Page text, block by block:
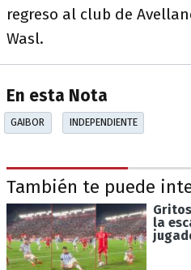
regreso al club de
Wasl.
En esta Nota
GAIBOR INDEPENDIENTE
También te puede
la